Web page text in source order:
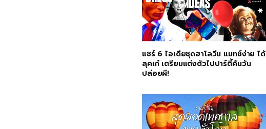
แชร์ 6 ไอเดียชุดฮาโลวีน แมทช์ง่าย ได้
ลุคเก๋ เตรียมแต่งตัวไปปาร์ตี้คืนวัน
ปล่อยผี!